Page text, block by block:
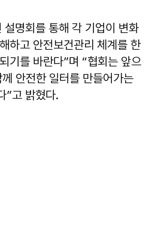
설명회를 통해 각 기업이 변화
하고 안전보건관리 체계를 한
기를 바란다”며 “협회는 앞으
안전한 일터를 만들어가는
”고 밝혔다.